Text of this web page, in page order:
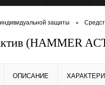
защиты •
(HAMMER
ОПИСАНИЕ